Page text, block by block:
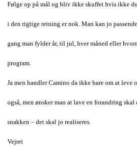
Følge op på mål og bliv ikke skuffet hvis ikke
i den rigtige retning er nok. Man kan jo
gang man fylder år, til jul, hver måned eller
program.
Ja men handler Camino da ikke bare om at leve
også, men ønsker man at lave en forandring
snakken – det skal jo realiseres.
Vejret